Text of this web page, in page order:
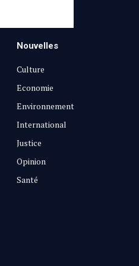
Nouvelles
Culture
Economie
Environnement
International
Justice
Opinion
Santé